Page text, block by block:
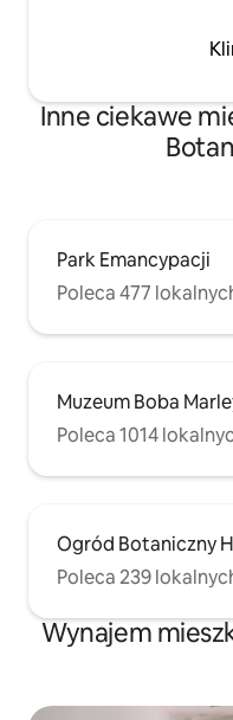
Inne ciekawe
Park Emancypacji
Poleca 477
Muzeum Boba
Poleca 1014
Ogród Botaniczny
Poleca 239
Wynajem